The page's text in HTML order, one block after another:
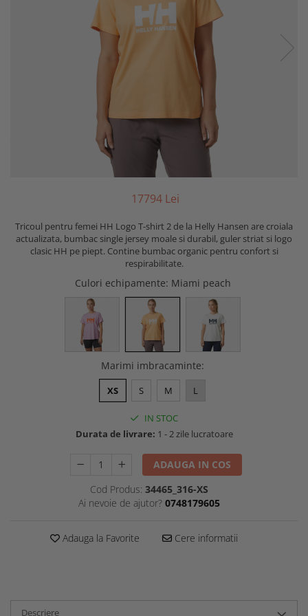
17794 Lei
Tricoul pentru femei HH Logo T-shirt 2 de la Helly Hansen are croiala
actualizata, bumbac single jersey moale si durabil, guler striat si logo
clasic HH pe piept. Contine bumbac organic pentru confort si
respirabilitate.
Culori echipamente: Miami peach
Marimi imbracaminte:
XS S M L
IN STOC
Durata de livrare: 1 - 2 zile lucratoare
ADAUGA IN COS
Cod Produs: 34465_316-XS
Ai nevoie de ajutor? 0748179605
Adauga la Favorite Cere informatii
Descriere